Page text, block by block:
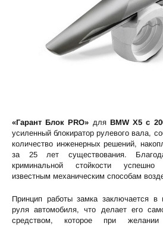
«Гарант Блок PRO» для BMW X5 c
усиленный блокиратор рулевого вала,
количество инженерных решений,
за 25 лет существования.
криминальной стойкости успешно
известным механическим способам
Принцип работы замка заключается в
руля автомобиля, что делает его
средством, которое при